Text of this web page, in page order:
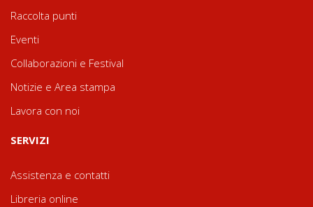
Raccolta punti
Eventi
Collaborazioni e Festival
Notizie e Area stampa
Lavora con noi
SERVIZI
Assistenza e contatti
Libreria online